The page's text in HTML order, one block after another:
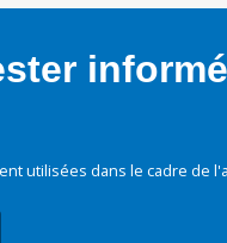
utilisées dans le cadre de